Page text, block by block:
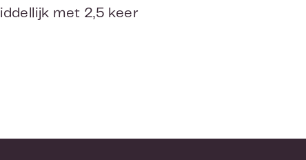
met 2,5 keer
biedt een overzichts-
netwerkbeheer intuïtief wordt.